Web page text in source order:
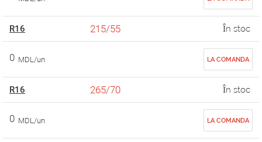
R16 215/55 În stoc
0 MDL/un LA COMANDA
R16 265/70 În stoc
0 MDL/un LA COMANDA